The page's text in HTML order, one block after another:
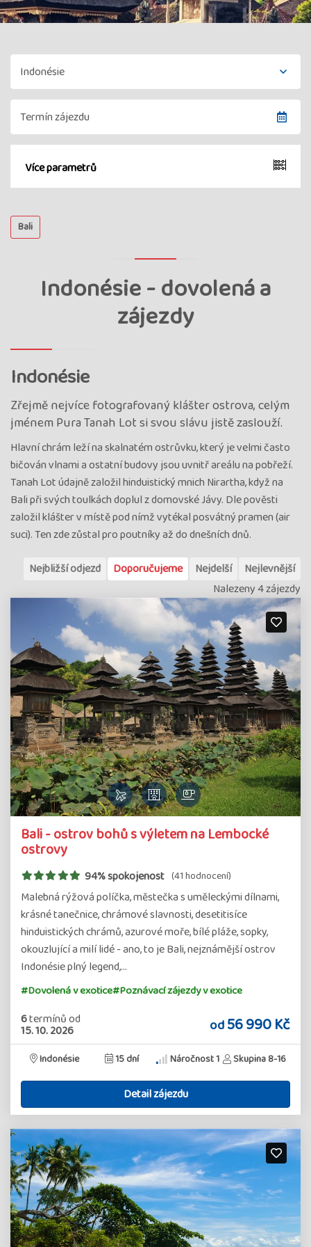
Více parametrů
Bali
Indonésie - dovolená a
zájezdy
Indonésie
Zřejmě nejvíce fotografovaný klášter ostrova, celým
jménem Pura Tanah Lot si svou slávu jistě zaslouží.
Hlavní chrám leží na skalnatém ostrůvku, který je velmi často
bičován vlnami a ostatní budovy jsou uvnitř areálu na pobřeží.
Tanah Lot údajně založil hinduistický mnich Nirartha, když na
Bali při svých toulkách doplul z domovské Jávy. Dle pověsti
založil klášter v místě pod nímž vytékal posvátný pramen (air
suci). Ten zde zůstal pro poutníky až do dnešních dnů.
Nejbližší odjezd
Doporučujeme Nejdelší
Nejlevnější
Nalezeny 4 zájezdy
Bali - ostrov bohů s výletem na Lembocké
ostrovy
94% spokojenost (41 hodnocení)
Malebná rýžová políčka, městečka s uměleckými dílnami,
krásné tanečnice, chrámové slavnosti, desetitisíce
hinduistických chrámů, azurové moře, bílé pláže, sopky,
okouzlující a milí lidé - ano, to je Bali, nejznámější ostrov
Indonésie plný legend,…
#Dovolená v exotice#Poznávací zájezdy v exotice
6termínůod
15. 10. 2026 od56 990 Kč
Indonésie 15 dní Náročnost 1 Skupina 8-16
Detail zájezdu